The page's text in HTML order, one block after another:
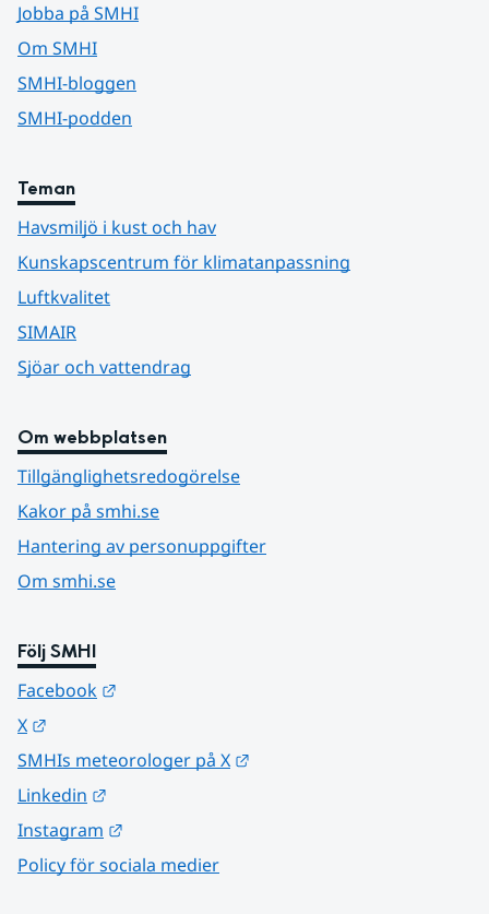
Jobba på SMHI
Om SMHI
SMHI-bloggen
SMHI-podden
Teman
Havsmiljö i kust och hav
Kunskapscentrum för klimatanpassning
Luftkvalitet
SIMAIR
Sjöar och vattendrag
Om webbplatsen
Tillgänglighetsredogörelse
Kakor på smhi.se
Hantering av personuppgifter
Om smhi.se
Följ SMHI
Facebook
X
SMHIs meteorologer på X
Linkedin
Instagram
Policy för sociala medier